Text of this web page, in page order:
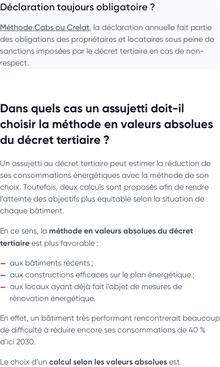
Déclaration toujours obligatoire ?
Méthode Cabs ou Crelat, la déclaration annuelle fait partie
des obligations des propriétaires et locataires sous peine de
sanctions imposées par le décret tertiaire en cas de non-
respect.
Dans quels cas un assujetti doit-il
choisir la méthode en valeurs absolues
du décret tertiaire ?
Un assujetti au décret tertiaire peut estimer la réduction de
ses consommations énergétiques avec la méthode de son
choix. Toutefois, deux calculs sont proposés afin de rendre
l’atteinte des objectifs plus équitable selon la situation de
chaque bâtiment.
En ce sens, la méthode en valeurs absolues du décret
tertiaire est plus favorable :
aux bâtiments récents ;
aux constructions efficaces sur le plan énergétique ;
aux locaux ayant déjà fait l’objet de mesures de
rénovation énergétique.
En effet, un bâtiment très performant rencontrerait beaucoup
de difficulté à réduire encore ses consommations de 40 %
d’ici 2030.
Le choix d’un calcul selon les valeurs absolues est